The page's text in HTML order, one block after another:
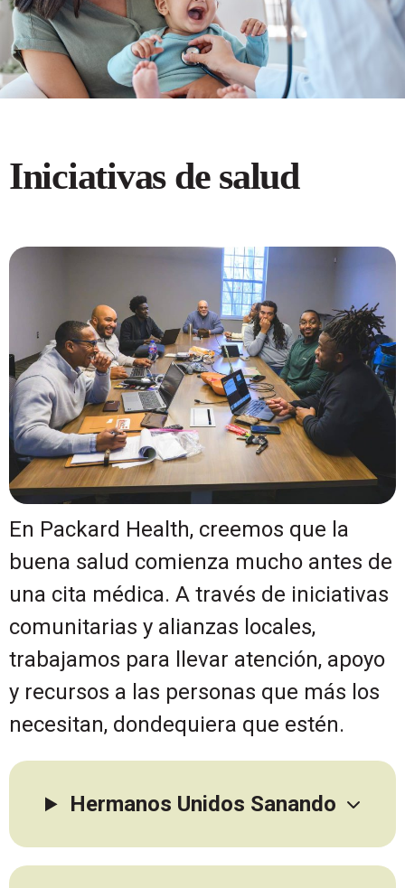
Iniciativas de salud
En Packard Health, creemos que la
buena salud comienza mucho antes de
una cita médica. A través de iniciativas
comunitarias y alianzas locales,
trabajamos para llevar atención, apoyo
y recursos a las personas que más los
necesitan, dondequiera que estén.
Hermanos Unidos Sanando